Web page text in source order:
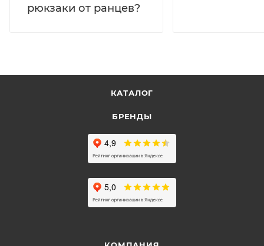
рюкзаки от ранцев?
КАТАЛОГ
БРЕНДЫ